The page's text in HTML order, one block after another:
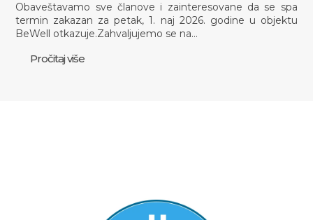
Obaveštavamo sve članove i zainteresovane da se spa
termin zakazan za petak, 1. naj 2026. godine u objektu
BeWell otkazuje.Zahvaljujemo se na…
Pročitaj više